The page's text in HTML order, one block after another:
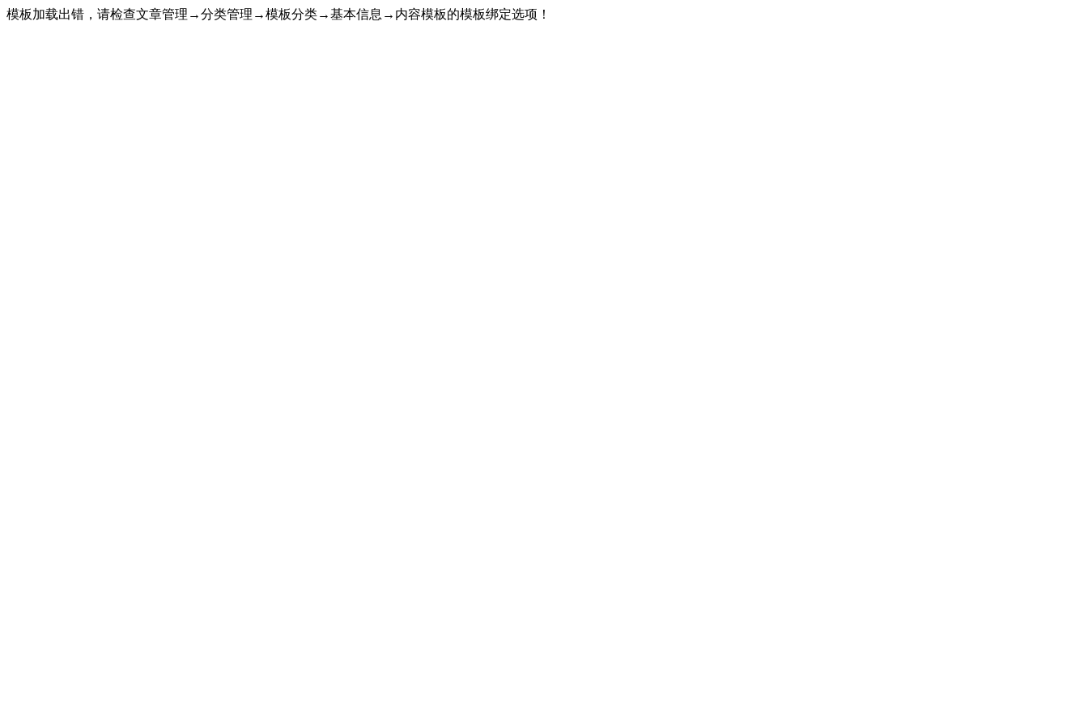
模板加载出错，请检查文章管理→分类管理→模板分类→基本信息→内容模板的模板绑定选项！